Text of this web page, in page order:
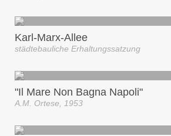
Karl-Marx-Allee
städtebauliche Erhaltungssatzung
"Il Mare Non Bagna Napoli"
A.M. Ortese, 1953